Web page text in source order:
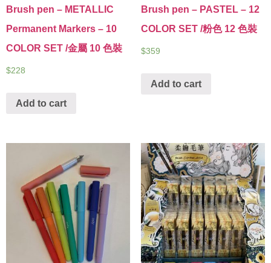
Brush pen – METALLIC
Permanent Markers – 10
COLOR SET /金屬 10 色裝
$228
Add to cart
Brush pen – PASTEL – 12
COLOR SET /粉色 12 色裝
$359
Add to cart